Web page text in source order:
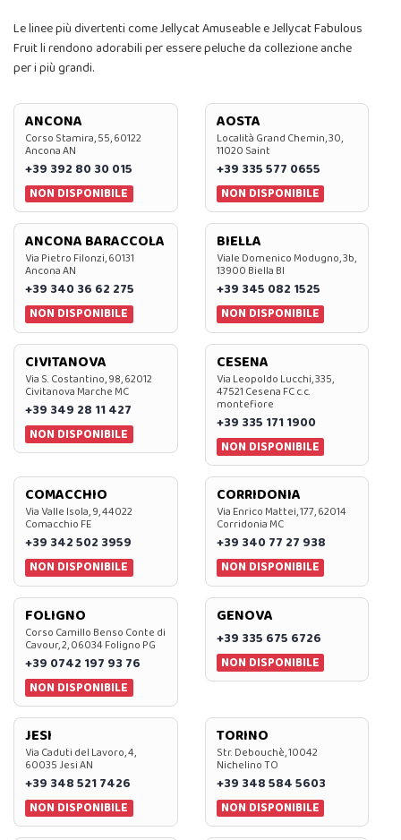
Le linee più divertenti come Jellycat Amuseable e Jellycat Fabulous
Fruit li rendono adorabili per essere peluche da collezione anche
per i più grandi.
ANCONA
Corso Stamira, 55, 60122
Ancona AN
+39 392 80 30 015
NON DISPONIBILE
AOSTA
Località Grand Chemin, 30,
11020 Saint
+39 335 577 0655
NON DISPONIBILE
ANCONA BARACCOLA
Via Pietro Filonzi, 60131
Ancona AN
+39 340 36 62 275
NON DISPONIBILE
BIELLA
Viale Domenico Modugno, 3b,
13900 Biella BI
+39 345 082 1525
NON DISPONIBILE
CIVITANOVA
Via S. Costantino, 98, 62012
Civitanova Marche MC
+39 349 28 11 427
NON DISPONIBILE
CESENA
Via Leopoldo Lucchi, 335,
47521 Cesena FC c.c.
montefiore
+39 335 171 1900
NON DISPONIBILE
COMACCHIO
Via Valle Isola, 9, 44022
Comacchio FE
+39 342 502 3959
NON DISPONIBILE
CORRIDONIA
Via Enrico Mattei, 177, 62014
Corridonia MC
+39 340 77 27 938
NON DISPONIBILE
FOLIGNO
Corso Camillo Benso Conte di
Cavour, 2, 06034 Foligno PG
+39 0742 197 93 76
NON DISPONIBILE
GENOVA
+39 335 675 6726
NON DISPONIBILE
JESI
Via Caduti del Lavoro, 4,
60035 Jesi AN
+39 348 521 7426
NON DISPONIBILE
TORINO
Str. Debouchè, 10042
Nichelino TO
+39 348 584 5603
NON DISPONIBILE